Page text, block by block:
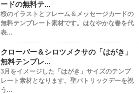
ードの無料テ...
桜のイラストとフレーム＆メッセージカードの
無料テンプレート素材です。はなやかな春を代
表...
クローバー＆シロツメクサの「はがき」
無料テンプレ...
3月をイメージした「はがき」サイズのテンプ
レート素材となります。聖パトリックデーを祝
う...